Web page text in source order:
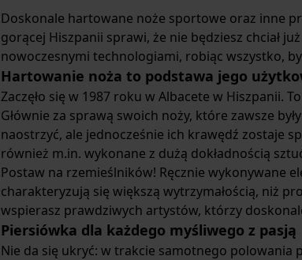
Doskonale hartowane noże sportowe oraz inne
gorącej Hiszpanii sprawi, że nie będziesz chciał
nowoczesnymi technologiami, robiąc wszystko,
Hartowanie noża to podstawa jego
Zaczęło się w 1987 roku w Albacete w Hiszpanii.
Głównie za sprawą swoich noży, które zawsze
naostrzyć, ale jednocześnie ich krawędź zostaje
również m.in. wykonane z dużą dokładnością
Postaw na rzemieślników! Ręcznie wykonywane
charakteryzują się większą wytrzymałością, niż
wspierasz prawdziwych artystów, którzy
Piersiówka dla każdego myśliwego z pasją
Nie da się ukryć: w trakcie samotnego